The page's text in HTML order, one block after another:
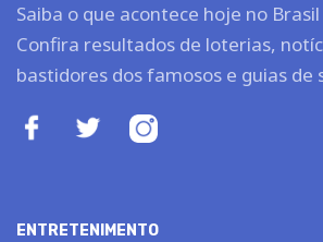
Saiba o que acontece hoje no
Confira resultados de loterias,
bastidores dos famosos e guias de
ENTRETENIMENTO